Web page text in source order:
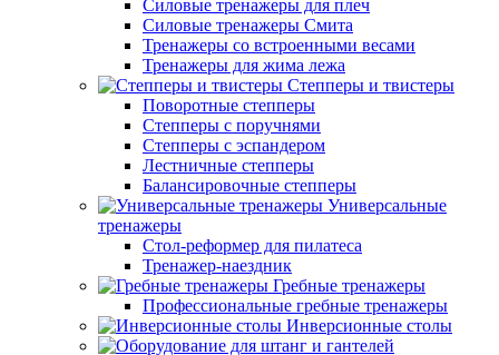
Силовые тренажеры для плеч
Силовые тренажеры Смита
Тренажеры со встроенными весами
Тренажеры для жима лежа
Степперы и твистеры
Поворотные степперы
Степперы с поручнями
Степперы с эспандером
Лестничные степперы
Балансировочные степперы
Универсальные
тренажеры
Стол-реформер для пилатеса
Тренажер-наездник
Гребные тренажеры
Профессиональные гребные тренажеры
Инверсионные столы